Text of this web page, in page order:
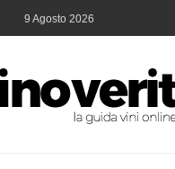
9 Agosto 2026